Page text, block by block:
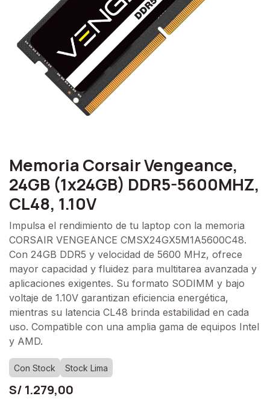
Memoria Corsair Vengeance,
24GB (1x24GB) DDR5-5600MHZ,
CL48, 1.10V
Impulsa el rendimiento de tu laptop con la memoria
CORSAIR VENGEANCE CMSX24GX5M1A5600C48.
Con 24GB DDR5 y velocidad de 5600 MHz, ofrece
mayor capacidad y fluidez para multitarea avanzada y
aplicaciones exigentes. Su formato SODIMM y bajo
voltaje de 1.10V garantizan eficiencia energética,
mientras su latencia CL48 brinda estabilidad en cada
uso. Compatible con una amplia gama de equipos Intel
y AMD.
Con Stock Stock Lima
S/ 1.279,00